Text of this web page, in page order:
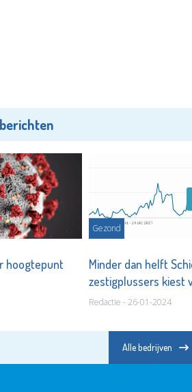
hoogtepunt
Gezond
Minder dan helft
zestigplussers kiest
Redactie - 26-01-2024
Alle bedrijven